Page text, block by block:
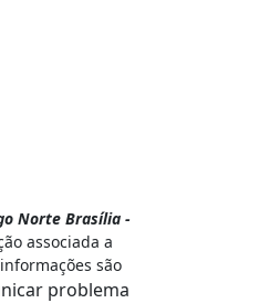
Norte Brasília -
associada a
são
problema